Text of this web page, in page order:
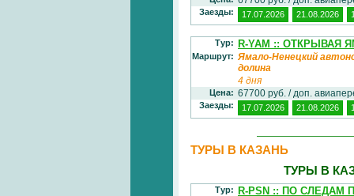
Заезды: 17.07.2026 21.08.2026
Тур: R-YAM :: ОТКРЫВАЯ
Маршрут: Ямало-Ненецкий
долина
4 дня
Цена: 67700 руб. / доп.
Заезды: 17.07.2026 21.08.2026
ТУРЫ В КАЗАНЬ
ТУРЫ В
Тур: R-PSN :: ПО СЛЕДАМ